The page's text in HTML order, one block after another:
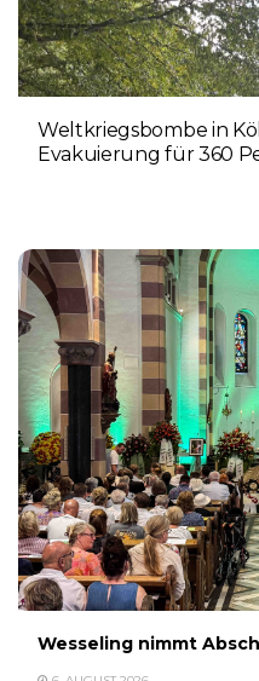
Weltkriegsbombe in
Evakuierung für 360
Wesseling nimmt